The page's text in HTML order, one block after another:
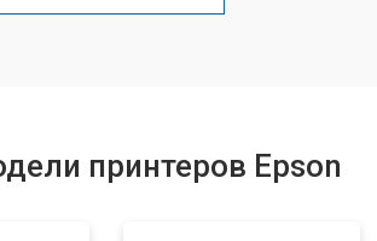
от 2600 ₽
принтеров Epson